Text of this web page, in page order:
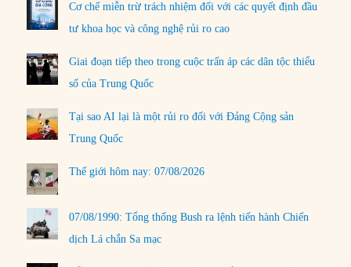
Cơ chế miễn trừ trách nhiệm đối với các quyết định đầu
tư khoa học và công nghệ rủi ro cao
Giai đoạn tiếp theo trong cuộc trấn áp các dân tộc thiểu
số của Trung Quốc
Tại sao AI lại là một rủi ro đối với Đảng Cộng sản
Trung Quốc
Thế giới hôm nay: 07/08/2026
07/08/1990: Tổng thống Bush ra lệnh tiến hành Chiến
dịch Lá chắn Sa mạc